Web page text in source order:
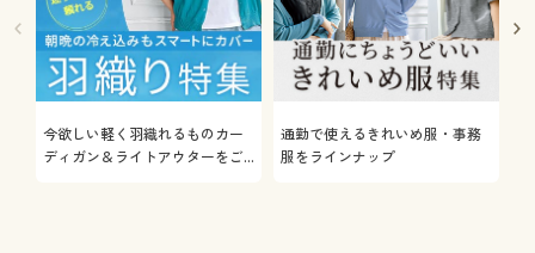
今欲しい軽く羽織れるものカー
ディガン＆ライトアウターをご
通勤で使えるきれいめ服・事務
服をラインナップ